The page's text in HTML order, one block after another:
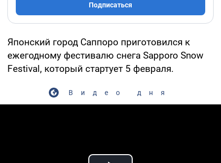
Подписаться
Японский город Саппоро приготовился к
ежегодному фестивалю снега Sapporo Snow
Festival, который стартует 5 февраля.
Видео дня